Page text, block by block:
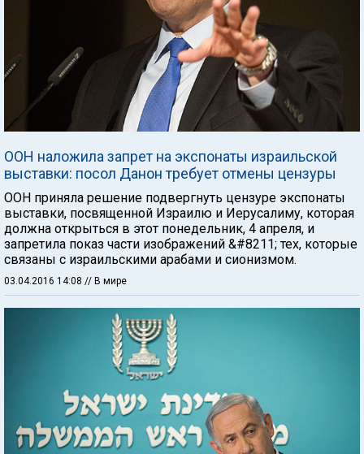
ООН наложила запрет на экспонаты израильской
выставки: посол Данон требует отмены цензуры
ООН приняла решение подвергнуть цензуре экспонаты
выставки, посвященной Израилю и Иерусалиму, которая
должна открыться в этот понедельник, 4 апреля, и
запретила показ части изображений &#8211; тех, которые
связаны с израильскими арабами и сионизмом.
03.04.2016 14:08 // В мире